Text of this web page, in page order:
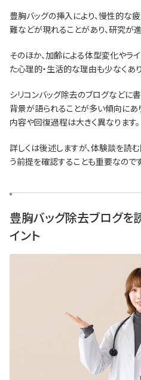
豊胸バッグの挿入により、慢性的な
難などが現れることがあり、研究が
そのほか、加齢による体型変化やラ
た心理的・生活的な理由も少なくあり
シリコンバッグ除去のブログなどに
背景が語られることが多い傾向にあ
内容や回復過程は大きく異なります。
詳しくは後述しますが、体験談を読
う前提を確認することも重要なのです
豊胸バッグ除去ブログを
イント